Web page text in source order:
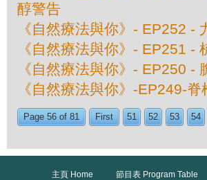
醇警告
《自然療法與你》- EP252 -
《自然療法與你》- EP251 -
《自然療法與你》- EP250 -
《自然療法與你》-EP249-脊
Page 56 of 81 First 51 52 53 54
主頁 Home 節目表 Program Table